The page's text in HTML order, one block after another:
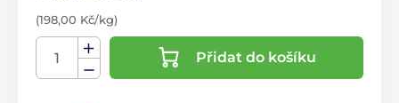
(198,00 Kč/kg)
Přidat do košíku